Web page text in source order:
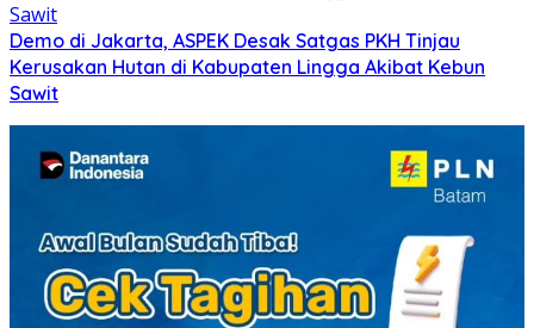
Demo di Jakarta, ASPEK Desak Satgas PKH Tinjau
Kerusakan Hutan di Kabupaten Lingga Akibat Kebun
Sawit